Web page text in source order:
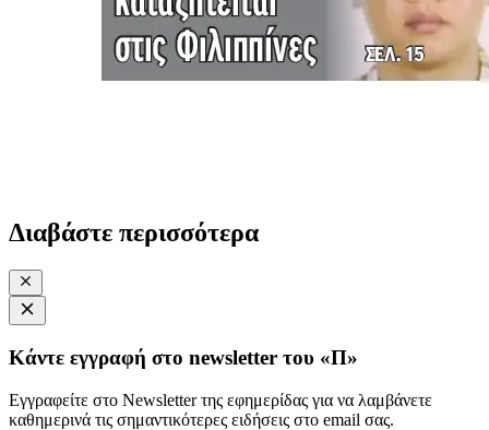
Διαβάστε περισσότερα
Κάντε εγγραφή στο newsletter του «Π»
Εγγραφείτε στο Newsletter της εφημερίδας για να λαμβάνετε
καθημερινά τις σημαντικότερες ειδήσεις στο email σας.